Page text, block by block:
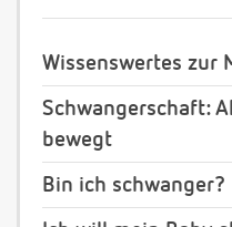
Wissenswertes zur
Schwangerschaft:
bewegt
Bin ich schwanger?